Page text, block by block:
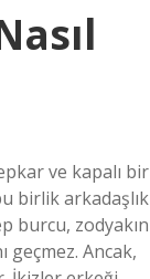
ve kapalı bir
birlik arkadaşlık
burcu, zodyakın
geçmez. Ancak,